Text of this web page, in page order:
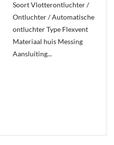
In
winkelmand
Soort Vlotterontluchter /
Ontluchter / Automatische
ontluchter Type Flexvent
Materiaal huis Messing
Aansluiting...